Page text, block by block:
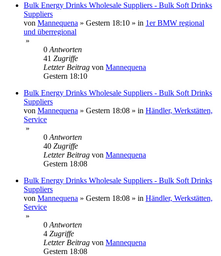
Bulk Energy Drinks Wholesale Suppliers - Bulk Soft Drinks
Suppliers
von Mannequena » Gestern 18:10 » in 1er BMW regional
und überregional
»
0 Antworten
41 Zugriffe
Letzter Beitrag von Mannequena
Gestern 18:10
Bulk Energy Drinks Wholesale Suppliers - Bulk Soft Drinks
Suppliers
von Mannequena » Gestern 18:08 » in Händler, Werkstätten,
Service
»
0 Antworten
40 Zugriffe
Letzter Beitrag von Mannequena
Gestern 18:08
Bulk Energy Drinks Wholesale Suppliers - Bulk Soft Drinks
Suppliers
von Mannequena » Gestern 18:08 » in Händler, Werkstätten,
Service
»
0 Antworten
4 Zugriffe
Letzter Beitrag von Mannequena
Gestern 18:08